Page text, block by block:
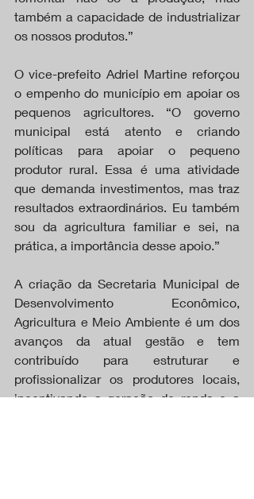
também a capacidade de industrializar
os nossos produtos.”
O vice-prefeito Adriel Martine reforçou
o empenho do município em apoiar os
pequenos agricultores. “O governo
municipal está atento e criando
políticas para apoiar o pequeno
produtor rural. Essa é uma atividade
que demanda investimentos, mas traz
resultados extraordinários. Eu também
sou da agricultura familiar e sei, na
prática, a importância desse apoio.”
A criação da Secretaria Municipal de
Desenvolvimento Econômico,
Agricultura e Meio Ambiente é um dos
avanços da atual gestão e tem
contribuído para estruturar e
profissionalizar os produtores locais,
incentivando a geração de renda e a